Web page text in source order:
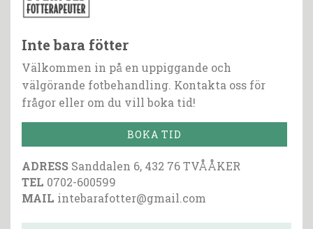
Inte bara fötter
Välkommen in på en uppiggande och
välgörande fotbehandling. Kontakta oss för
frågor eller om du vill boka tid!
BOKA TID
ADRESS Sanddalen 6, 432 76 TVÅÅKER
TEL 0702-600599
MAIL intebarafotter@gmail.com